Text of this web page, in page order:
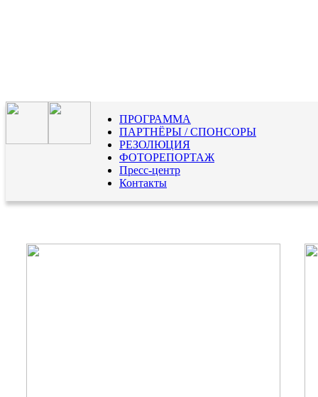
ПРОГРАММА
ПАРТНЁРЫ / СПОНСОРЫ
РЕЗОЛЮЦИЯ
ФОТОРЕПОРТАЖ
Пресс-центр
Контакты